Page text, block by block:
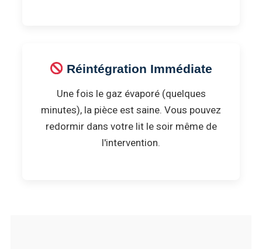
Réintégration Immédiate
Une fois le gaz évaporé (quelques
minutes), la pièce est saine. Vous pouvez
redormir dans votre lit le soir même de
l'intervention.